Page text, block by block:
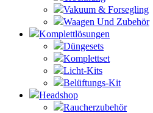
Vakuum & Forsegling
Waagen Und Zubehör
Komplettlösungen
Düngesets
Komplettset
Licht-Kits
Belüftungs-Kit
Headshop
Raucherzubehör